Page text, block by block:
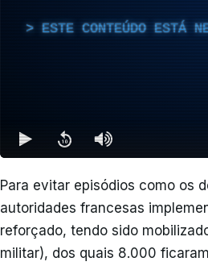
ESTE CONTEÚDO ESTÁ
Para evitar episódios como os
autoridades francesas
reforçado, tendo sido
militar), dos quais 8.000